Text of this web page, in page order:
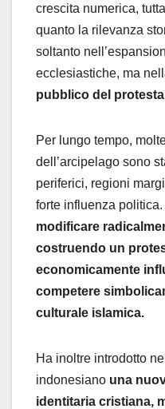
crescita numerica,
quanto la rilevanza
soltanto
ecclesiastiche, ma
pubblico del
Per lungo tempo,
dell’arcipelago sono
periferici, regioni
forte influenza politica.
modificare
costruendo un
economicamente
competere
culturale islamica.
Ha inoltre introdotto
indonesiano una
identitaria cristiana,